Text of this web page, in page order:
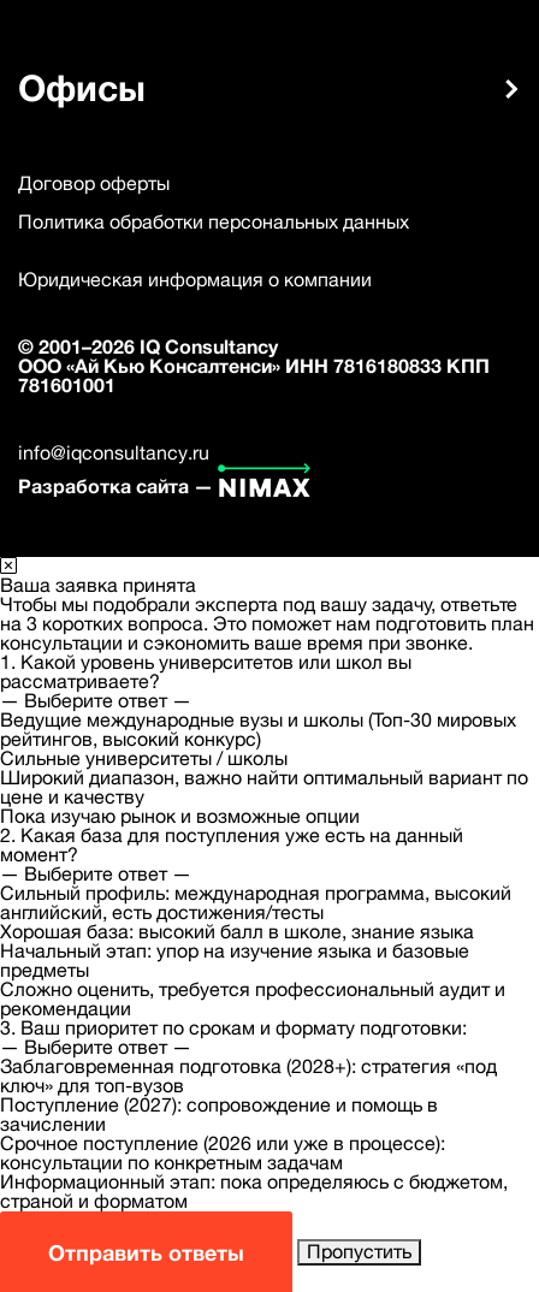
Офисы
Договор оферты
Политика обработки персональных данных
Юридическая информация о компании
© 2001–2026 IQ Consultancy
ООО «Ай Кью Консалтенси» ИНН 7816180833 КПП
781601001
info@iqconsultancy.ru
Разработка сайта —
Ваша заявка принята
Чтобы мы подобрали эксперта под вашу задачу, ответьте
на 3 коротких вопроса. Это поможет нам подготовить план
консультации и сэкономить ваше время при звонке.
1. Какой уровень университетов или школ вы
рассматриваете?
— Выберите ответ —
Ведущие международные вузы и школы (Топ-30 мировых
рейтингов, высокий конкурс)
Сильные университеты / школы
Широкий диапазон, важно найти оптимальный вариант по
цене и качеству
Пока изучаю рынок и возможные опции
2. Какая база для поступления уже есть на данный
момент?
— Выберите ответ —
Сильный профиль: международная программа, высокий
английский, есть достижения/тесты
Хорошая база: высокий балл в школе, знание языка
Начальный этап: упор на изучение языка и базовые
предметы
Сложно оценить, требуется профессиональный аудит и
рекомендации
3. Ваш приоритет по срокам и формату подготовки:
— Выберите ответ —
Заблаговременная подготовка (2028+): стратегия «под
ключ» для топ-вузов
Поступление (2027): сопровождение и помощь в
зачислении
Срочное поступление (2026 или уже в процессе):
консультации по конкретным задачам
Информационный этап: пока определяюсь с бюджетом,
страной и форматом
Отправить ответы Пропустить